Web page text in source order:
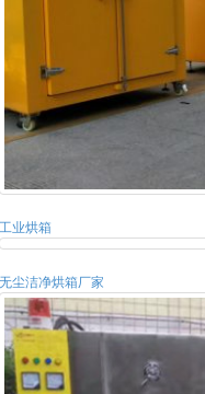
工业烘箱
无尘洁净烘箱厂家